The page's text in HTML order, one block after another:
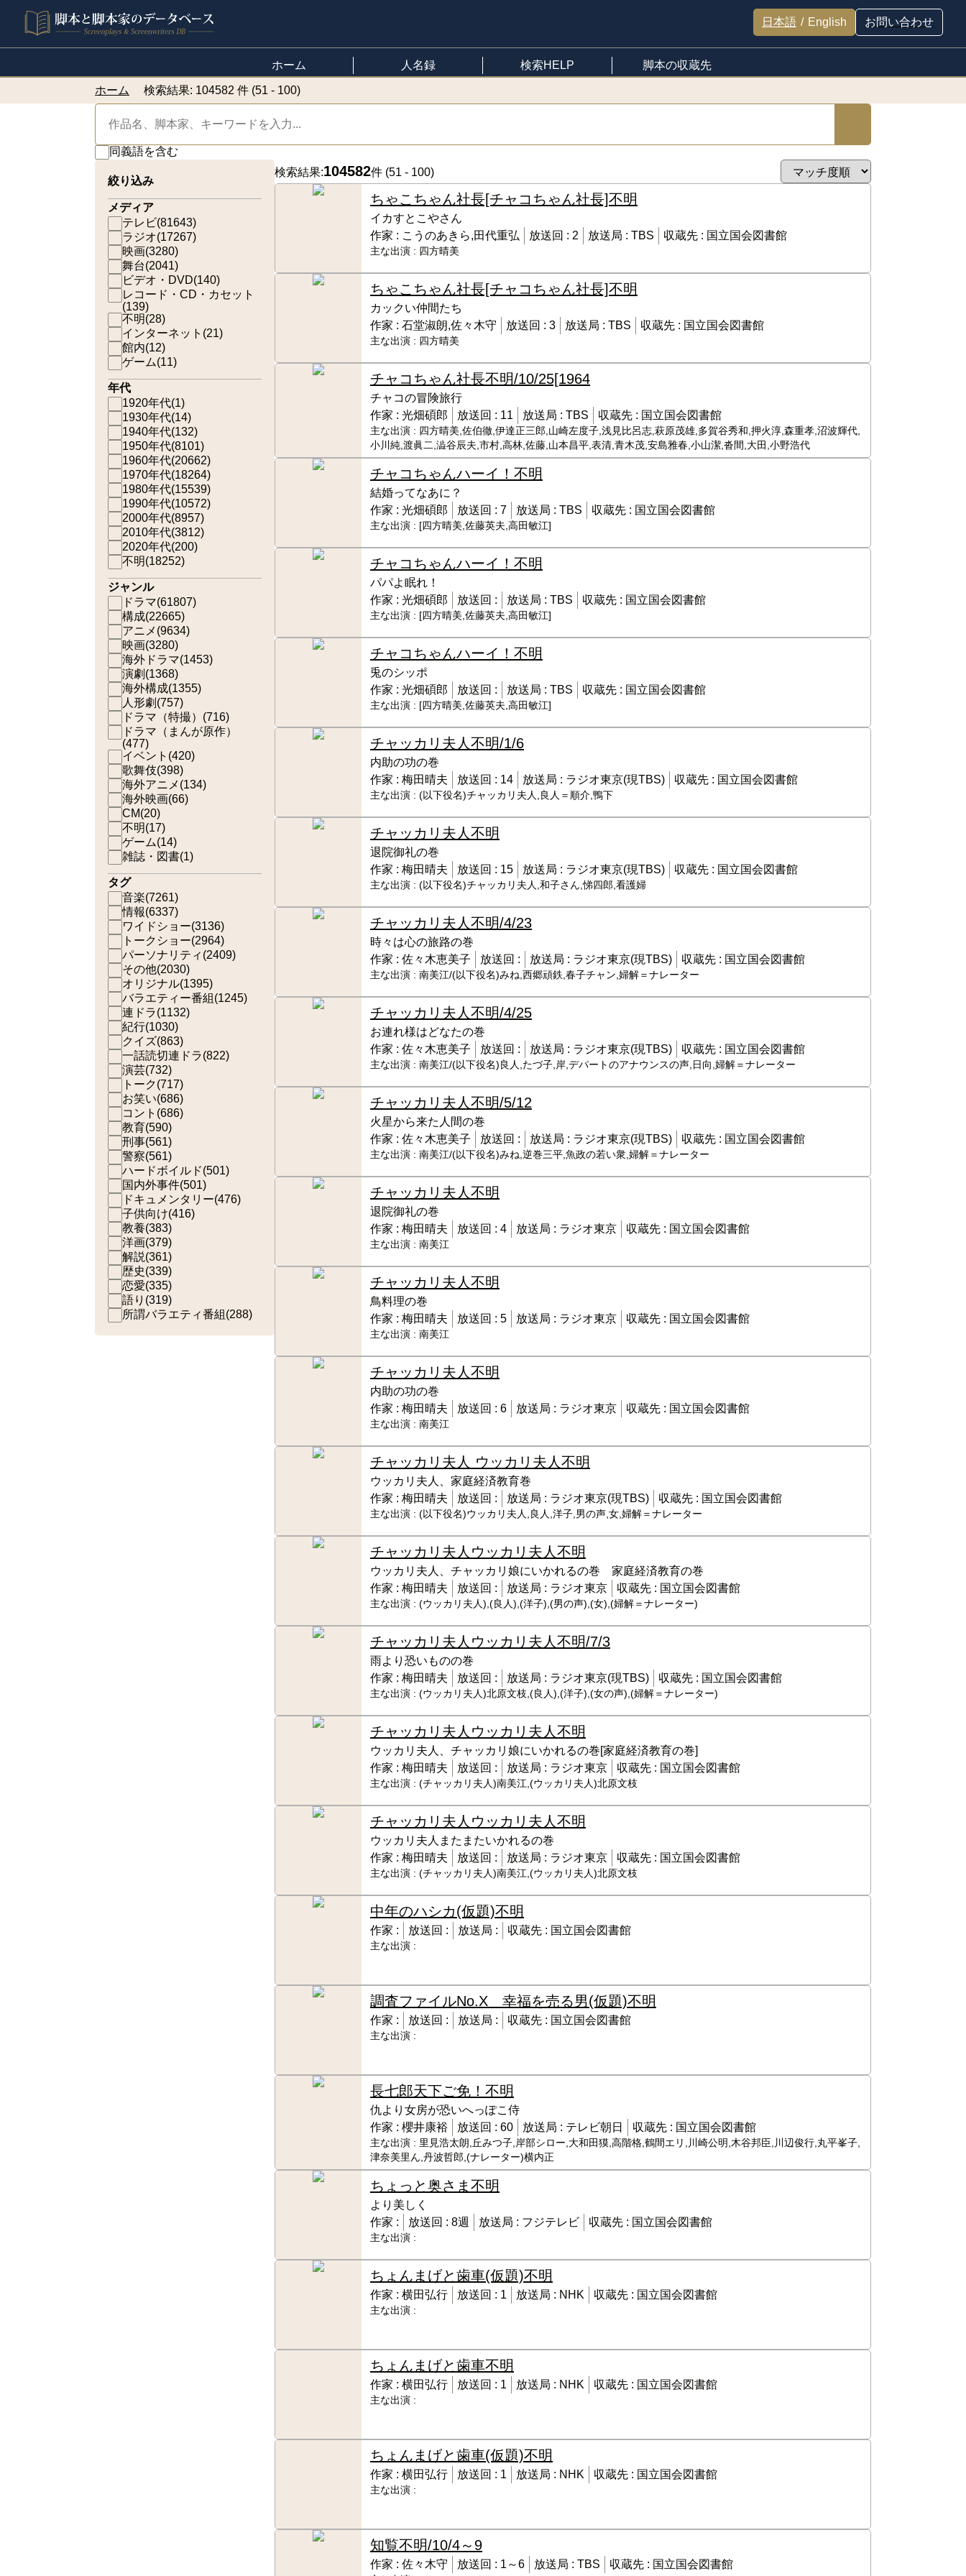
日本語 / English お問い合わせ
ホーム 人名録 検索HELP 脚本の収蔵先
ホーム 検索結果: 104582 件 (51 - 100)
同義語を含む
絞り込み
メディア
テレビ(81643)
ラジオ(17267)
映画(3280)
舞台(2041)
ビデオ・DVD(140)
レコード・CD・カセット
(139)
不明(28)
インターネット (21)
館内(12)
ゲーム(11)
年代
1920年代(1)
1930年代(14)
1940年代(132)
1950年代(8101)
1960年代(20662)
1970年代(18264)
1980年代(15539)
1990年代(10572)
2000年代(8957)
2010年代(3812)
2020年代(200)
不明(18252)
ジャンル
ドラマ(61807)
構成(22665)
アニメ (9634)
映画(3280)
海外ドラマ(1453)
演劇 (1368)
海外構成(1355)
人形劇 (757)
ドラマ（特撮） (716)
ドラマ（まんが原作）
(477)
イベント (420)
歌舞伎(398)
海外アニメ (134)
海外映画(66)
CM(20)
不明(17)
ゲーム(14)
雑誌・図書(1)
タグ
音楽(7261)
情報(6337)
ワイドショー(3136)
トークショー(2964)
パーソナリティ (2409)
その他(2030)
オリジナル(1395)
バラエティー番組(1245)
連ドラ(1132)
紀行(1030)
クイズ(863)
一話読切連ドラ(822)
演芸(732)
トーク(717)
お笑い(686)
コント (686)
教育(590)
刑事(561)
警察(561)
ハードボイルド(501)
国内外事件(501)
ドキュメンタリー(476)
子供向け(416)
教養(383)
洋画(379)
解説(361)
歴史(339)
恋愛(335)
語り (319)
所謂バラエティ番組(288)
検索結果:104582件 (51 - 100)
ちゃこちゃん社長[チャコちゃん社長]不明
イカすとこやさん
作家 : こうのあきら,田代重弘 放送回 : 2 放送局 : TBS 収蔵先 : 国立国会図書館
主な出演 : 四方晴美
ちゃこちゃん社長[チャコちゃん社長]不明
カックい仲間たち
作家 : 石堂淑朗,佐々木守 放送回 : 3 放送局 : TBS 収蔵先 : 国立国会図書館
主な出演 : 四方晴美
チャコちゃん社長不明/10/25[1964
チャコの冒険旅行
作家 : 光畑碩郎 放送回 : 11 放送局 : TBS 収蔵先 : 国立国会図書館
主な出演 : 四方晴美,佐伯徹,伊達正三郎,山崎左度子,浅見比呂志,萩原茂雄,多賀谷秀和,押火淳,森重孝,沼波輝代,
小川純,渡眞二,澁谷辰夫,市村,高林,佐藤,山本昌平,表清,青木茂,安島雅春,小山潔,沓間,大田,小野浩代
チャコちゃんハーイ！ 不明
結婚ってなあに？
作家 : 光畑碩郎 放送回 : 7 放送局 : TBS 収蔵先 : 国立国会図書館
主な出演 : [四方晴美,佐藤英夫,高田敏江]
チャコちゃんハーイ！ 不明
パパよ眠れ！
作家 : 光畑碩郎 放送回 : 放送局 : TBS 収蔵先 : 国立国会図書館
主な出演 : [四方晴美,佐藤英夫,高田敏江]
チャコちゃんハーイ！ 不明
兎のシッポ
作家 : 光畑碩郎 放送回 : 放送局 : TBS 収蔵先 : 国立国会図書館
主な出演 : [四方晴美,佐藤英夫,高田敏江]
チャッカリ夫人不明/1/6
内助の功の巻
作家 : 梅田晴夫 放送回 : 14 放送局 : ラジオ東京(現TBS) 収蔵先 : 国立国会図書館
主な出演 : (以下役名)チャッカリ夫人,良人＝順介,鴨下
チャッカリ夫人不明
退院御礼の巻
作家 : 梅田晴夫 放送回 : 15 放送局 : ラジオ東京(現TBS) 収蔵先 : 国立国会図書館
主な出演 : (以下役名)チャッカリ夫人,和子さん,悌四郎,看護婦
チャッカリ夫人不明/4/23
時々は心の旅路の巻
作家 : 佐々木恵美子 放送回 : 放送局 : ラジオ東京(現TBS) 収蔵先 : 国立国会図書館
主な出演 : 南美江/(以下役名)みね,西郷頑鉄,春子チャン,婦解＝ナレーター
チャッカリ夫人不明/4/25
お連れ様はどなたの巻
作家 : 佐々木恵美子 放送回 : 放送局 : ラジオ東京(現TBS) 収蔵先 : 国立国会図書館
主な出演 : 南美江/(以下役名)良人,たづ子,岸,デパートのアナウンスの声,日向,婦解＝ナレーター
チャッカリ夫人不明/5/12
火星から来た人間の巻
作家 : 佐々木恵美子 放送回 : 放送局 : ラジオ東京(現TBS) 収蔵先 : 国立国会図書館
主な出演 : 南美江/(以下役名)みね,逆巻三平,魚政の若い衆,婦解＝ナレーター
チャッカリ夫人不明
退院御礼の巻
作家 : 梅田晴夫 放送回 : 4 放送局 : ラジオ東京 収蔵先 : 国立国会図書館
主な出演 : 南美江
チャッカリ夫人不明
鳥料理の巻
作家 : 梅田晴夫 放送回 : 5 放送局 : ラジオ東京 収蔵先 : 国立国会図書館
主な出演 : 南美江
チャッカリ夫人不明
内助の功の巻
作家 : 梅田晴夫 放送回 : 6 放送局 : ラジオ東京 収蔵先 : 国立国会図書館
主な出演 : 南美江
チャッカリ夫人 ウッカリ夫人不明
ウッカリ夫人、家庭経済教育巻
作家 : 梅田晴夫 放送回 : 放送局 : ラジオ東京(現TBS) 収蔵先 : 国立国会図書館
主な出演 : (以下役名)ウッカリ夫人,良人,洋子,男の声,女,婦解＝ナレーター
チャッカリ夫人ウッカリ夫人不明
ウッカリ夫人、チャッカリ娘にいかれるの巻 家庭経済教育の巻
作家 : 梅田晴夫 放送回 : 放送局 : ラジオ東京 収蔵先 : 国立国会図書館
主な出演 : (ウッカリ夫人),(良人),(洋子),(男の声),(女),(婦解＝ナレーター)
チャッカリ夫人ウッカリ夫人不明/7/3
雨より恐いものの巻
作家 : 梅田晴夫 放送回 : 放送局 : ラジオ東京(現TBS) 収蔵先 : 国立国会図書館
主な出演 : (ウッカリ夫人)北原文枝,(良人),(洋子),(女の声),(婦解＝ナレーター)
チャッカリ夫人ウッカリ夫人不明
ウッカリ夫人、チャッカリ娘にいかれるの巻[家庭経済教育の巻]
作家 : 梅田晴夫 放送回 : 放送局 : ラジオ東京 収蔵先 : 国立国会図書館
主な出演 : (チャッカリ夫人)南美江,(ウッカリ夫人)北原文枝
チャッカリ夫人ウッカリ夫人不明
ウッカリ夫人またまたいかれるの巻
作家 : 梅田晴夫 放送回 : 放送局 : ラジオ東京 収蔵先 : 国立国会図書館
主な出演 : (チャッカリ夫人)南美江,(ウッカリ夫人)北原文枝
中年のハシカ(仮題)不明
作家 : 放送回 : 放送局 : 収蔵先 : 国立国会図書館
主な出演 :
調査ファイルNo.X 幸福を売る男(仮題)不明
作家 : 放送回 : 放送局 : 収蔵先 : 国立国会図書館
主な出演 :
長七郎天下ご免！ 不明
仇より女房が恐いへっぽこ侍
作家 : 櫻井康裕 放送回 : 60 放送局 : テレビ朝日 収蔵先 : 国立国会図書館
主な出演 : 里見浩太朗,丘みつ子,岸部シロー,大和田獏,高階格,鶴間エリ,川崎公明,木谷邦臣,川辺俊行,丸平峯子,
津奈美里ん,丹波哲郎,(ナレーター)横内正
ちょっと奥さま 不明
より美しく
作家 :
放送回 : 8週 放送局 : フジテレビ 収蔵先 : 国立国会図書館
主な出演 :
ちょんまげと歯車(仮題)不明
作家 : 横田弘行 放送回 : 1 放送局 : NHK 収蔵先 : 国立国会図書館
主な出演 :
ちょんまげと歯車不明
作家 : 横田弘行 放送回 : 1 放送局 : NHK 収蔵先 : 国立国会図書館
主な出演 :
ちょんまげと歯車(仮題)不明
作家 : 横田弘行 放送回 : 1 放送局 : NHK 収蔵先 : 国立国会図書館
主な出演 :
知覧不明/10/4～9
作家 : 佐々木守 放送回 : 1～6 放送局 : TBS 収蔵先 : 国立国会図書館